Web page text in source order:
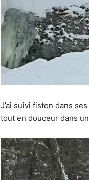
J’ai suivi fiston dans
tout en douceur dans